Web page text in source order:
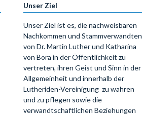
Unser Ziel
Unser Ziel ist es, die nachweisbaren
Nachkommen und Stammverwandten
von Dr. Martin Luther und Katharina
von Bora in der Öffentlichkeit zu
vertreten, ihren Geist und Sinn in der
Allgemeinheit und innerhalb der
Lutheriden-Vereinigung zu wahren
und zu pflegen sowie die
verwandtschaftlichen Beziehungen